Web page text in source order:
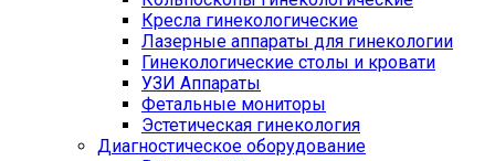
Кресла гинекологические
Лазерные аппараты для гинекологии
Гинекологические столы и кровати
УЗИ Аппараты
Фетальные мониторы
Эстетическая гинекология
Диагностическое оборудование